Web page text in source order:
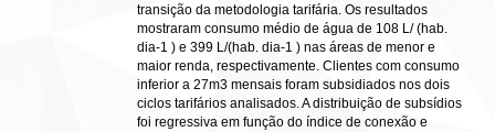
transição da metodologia tarifária. Os resultados
mostraram consumo médio de água de 108 L/ (hab.
dia-1 ) e 399 L/(hab. dia-1 ) nas áreas de menor e
maior renda, respectivamente. Clientes com consumo
inferior a 27m3 mensais foram subsidiados nos dois
ciclos tarifários analisados. A distribuição de subsídios
foi regressiva em função do índice de conexão e